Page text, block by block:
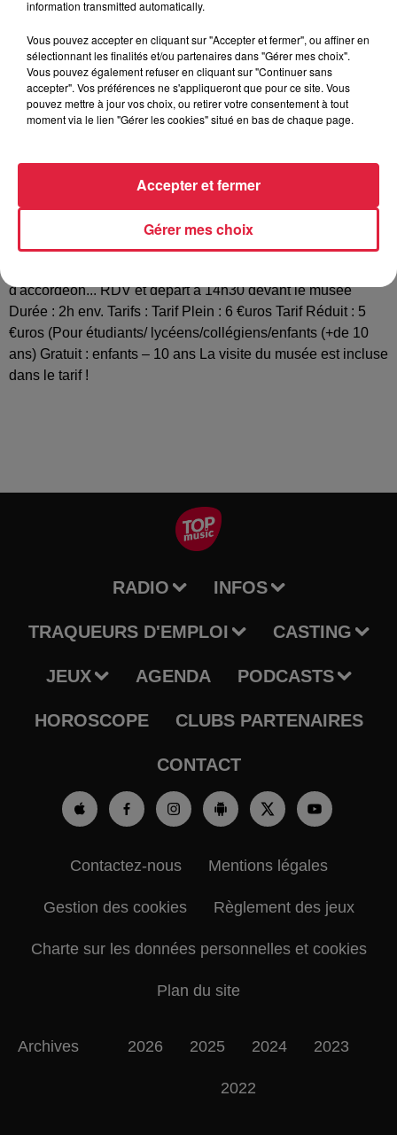
Tarif Gratuit
Jean-Claude et Marie-Odile BALL Dans le cadre des
manifestations E Friehjohr fer unseri Sproch Jean-Claude et
Marie-Odile BALL, deux guides du musée, vous proposent
une lecture vivante d'écrits, poèmes et chants ayant trait au
riche passé de Pechelbronn. Le Karichschmiermann et sa
d'accordéon... RDV et départ à 14h30 devant le musée
Durée : 2h env. Tarifs : Tarif Plein : 6 €uros Tarif Réduit : 5
€uros (Pour étudiants/ lycéens/collégiens/enfants (+de 10
ans) Gratuit : enfants – 10 ans La visite du musée est incluse
dans le tarif !
RADIO INFOS
TRAQUEURS D'EMPLOI CASTING
JEUX AGENDA PODCASTS
HOROSCOPE CLUBS PARTENAIRES
CONTACT
Contactez-nous Mentions légales
Gestion des cookies Règlement des jeux
Charte sur les données personnelles et cookies
Plan du site
Archives 2026 2025 2024 2023
2022
information transmitted automatically.
Vous pouvez accepter en cliquant sur "Accepter et fermer", ou affiner en
sélectionnant les finalités et/ou partenaires dans "Gérer mes choix".
Vous pouvez également refuser en cliquant sur "Continuer sans
accepter". Vos préférences ne s'appliqueront que pour ce site. Vous
pouvez mettre à jour vos choix, ou retirer votre consentement à tout
moment via le lien "Gérer les cookies" situé en bas de chaque page.
Gérer mes choix
Accepter et fermer